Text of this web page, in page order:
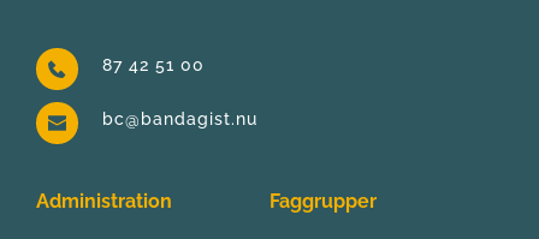
87 42 51 00
bc@bandagist.nu
Administration Faggrupper